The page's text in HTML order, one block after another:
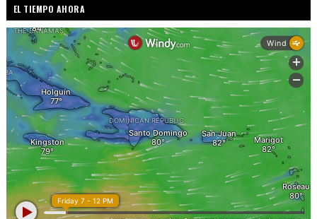
EL TIEMPO AHORA